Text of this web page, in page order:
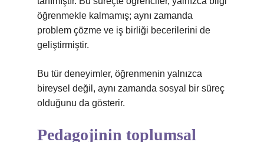
öğrenmekle kalmamış; aynı zamanda
problem çözme ve iş birliği becerilerini de
geliştirmiştir.
Bu tür deneyimler, öğrenmenin yalnızca
bireysel değil, aynı zamanda sosyal bir süreç
olduğunu da gösterir.
Pedagojinin toplumsal